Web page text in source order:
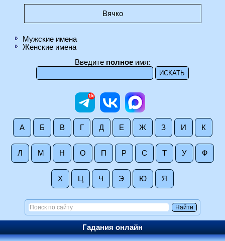
Вячко
Мужские имена
Женские имена
Введите полное имя:
А Б В Г Д Е Ж З И К
Л М Н О П Р С Т У Ф
Х Ц Ч Э Ю Я
Гадания онлайн